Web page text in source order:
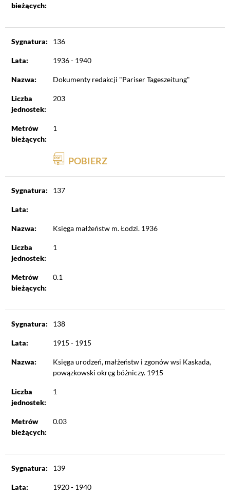
bieżących:
Sygnatura: 136
Lata: 1936 - 1940
Nazwa: Dokumenty redakcji "Pariser Tageszeitung"
Liczba
jednostek:
203
Metrów
bieżących:
1
POBIERZ
Sygnatura: 137
Lata:
Nazwa: Księga małżeństw m. Łodzi. 1936
Liczba
jednostek:
1
Metrów
bieżących:
0.1
Sygnatura: 138
Lata: 1915 - 1915
Nazwa:
Księga urodzeń, małżeństw i zgonów wsi Kaskada,
powązkowski okręg bóżniczy. 1915
Liczba
jednostek:
1
Metrów
bieżących:
0.03
Sygnatura: 139
Lata: 1920 - 1940